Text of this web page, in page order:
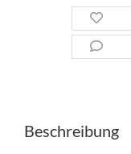
Beschreibung